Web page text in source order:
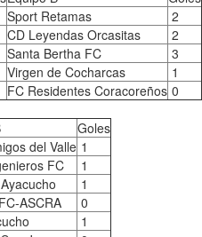
Sport Retamas
2
CD Leyendas Orcasitas
2
Santa Bertha FC
3
Virgen de Cocharcas
1
FC Residentes Coracoreños 0
Goles
del Valle 1
FC
1
1
ASCRA
0
1